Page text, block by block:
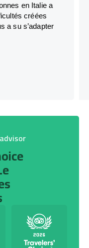
en Italie a
créées
a su s’adapter